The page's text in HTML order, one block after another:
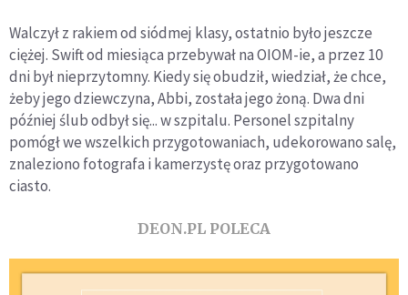
Walczył z rakiem od siódmej klasy, ostatnio było jeszcze
ciężej. Swift od miesiąca przebywał na OIOM-ie, a przez 10
dni był nieprzytomny. Kiedy się obudził, wiedział, że chce,
żeby jego dziewczyna, Abbi, została jego żoną. Dwa dni
później ślub odbył się... w szpitalu. Personel szpitalny
pomógł we wszelkich przygotowaniach, udekorowano salę,
znaleziono fotografa i kamerzystę oraz przygotowano
ciasto.
DEON.PL POLECA